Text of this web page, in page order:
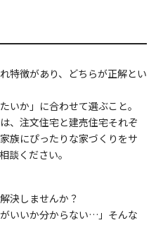
特徴があり、どちらが正解とい
いか」に合わせて選ぶこと。
、注文住宅と建売住宅それぞ
族にぴったりな家づくりをサ
談ください。
決しませんか？
いいか分からない…」そんな